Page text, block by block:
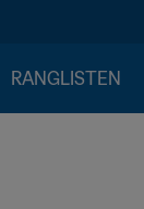
RANGLISTEN